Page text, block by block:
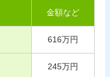
金額など
616万円
245万円